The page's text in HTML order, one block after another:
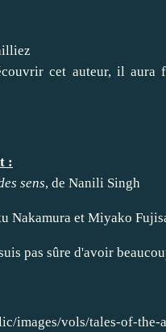
cet auteur, il
:
sens, de Nanili Singh
Nakamura et Miyako
pas sûre d'avoir